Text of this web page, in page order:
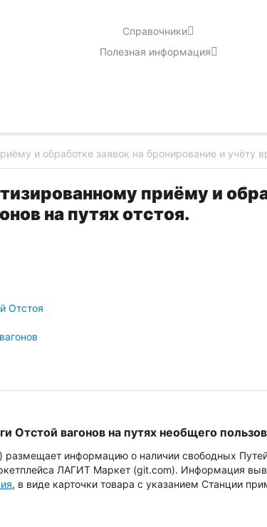
Справочники
Полезная информация
и обработке заявок на бронирование и учёту
приёму и
на путях отстоя.
Отстоя
Отстой вагонов на путях необщего
информацию о наличии свободных
ЛАГИТ Маркет (git.com). Информация
, в виде карточки товара с указанием Станции